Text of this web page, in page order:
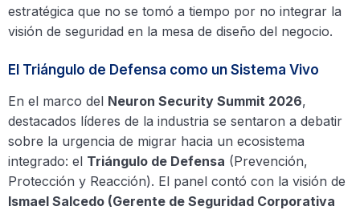
estratégica que no se tomó a tiempo por no integrar la
visión de seguridad en la mesa de diseño del negocio.
El Triángulo de Defensa como un Sistema Vivo
En el marco del Neuron Security Summit 2026,
destacados líderes de la industria se sentaron a debatir
sobre la urgencia de migrar hacia un ecosistema
integrado: el Triángulo de Defensa (Prevención,
Protección y Reacción). El panel contó con la visión de
Ismael Salcedo (Gerente de Seguridad Corporativa